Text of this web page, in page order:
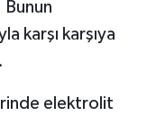
Bunun
karşı karşıya
elektrolit